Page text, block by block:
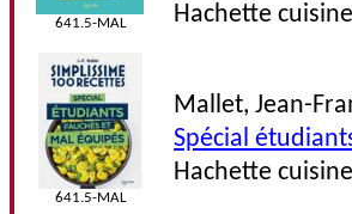
641.5-MAL
Hachette
641.5-MAL
Mallet, Jean-
Spécial
Hachette